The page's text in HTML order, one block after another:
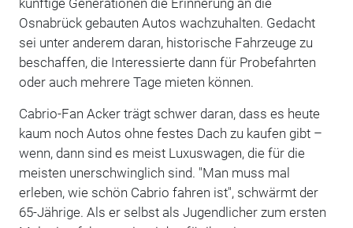
Osnabrück gebauten Autos wachzuhalten. Gedacht
sei unter anderem daran, historische Fahrzeuge zu
beschaffen, die Interessierte dann für Probefahrten
oder auch mehrere Tage mieten können.
Cabrio-Fan Acker trägt schwer daran, dass es heute
kaum noch Autos ohne festes Dach zu kaufen gibt –
wenn, dann sind es meist Luxuswagen, die für die
meisten unerschwinglich sind. "Man muss mal
erleben, wie schön Cabrio fahren ist", schwärmt der
65-Jährige. Als er selbst als Jugendlicher zum ersten